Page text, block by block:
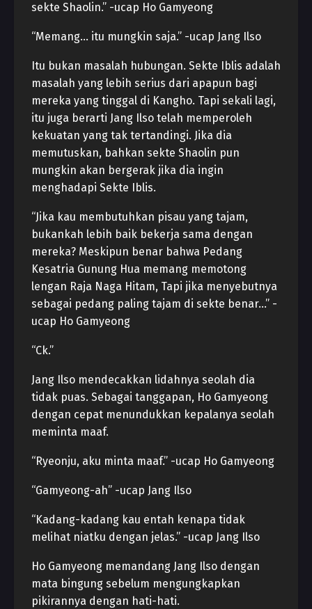
sekte Shaolin.” -ucap Ho Gamyeong
“Memang… itu mungkin saja.” -ucap Jang Ilso
Itu bukan masalah hubungan. Sekte Iblis adalah
masalah yang lebih serius dari apapun bagi
mereka yang tinggal di Kangho. Tapi sekali lagi,
itu juga berarti Jang Ilso telah memperoleh
kekuatan yang tak tertandingi. Jika dia
memutuskan, bahkan sekte Shaolin pun
mungkin akan bergerak jika dia ingin
menghadapi Sekte Iblis.
“Jika kau membutuhkan pisau yang tajam,
bukankah lebih baik bekerja sama dengan
mereka? Meskipun benar bahwa Pedang
Kesatria Gunung Hua memang memotong
lengan Raja Naga Hitam, Tapi jika menyebutnya
sebagai pedang paling tajam di sekte benar…” -
ucap Ho Gamyeong
“Ck.”
Jang Ilso mendecakkan lidahnya seolah dia
tidak puas. Sebagai tanggapan, Ho Gamyeong
dengan cepat menundukkan kepalanya seolah
meminta maaf.
“Ryeonju, aku minta maaf.” -ucap Ho Gamyeong
“Gamyeong-ah” -ucap Jang Ilso
“Kadang-kadang kau entah kenapa tidak
melihat niatku dengan jelas.” -ucap Jang Ilso
Ho Gamyeong memandang Jang Ilso dengan
mata bingung sebelum mengungkapkan
pikirannya dengan hati-hati.